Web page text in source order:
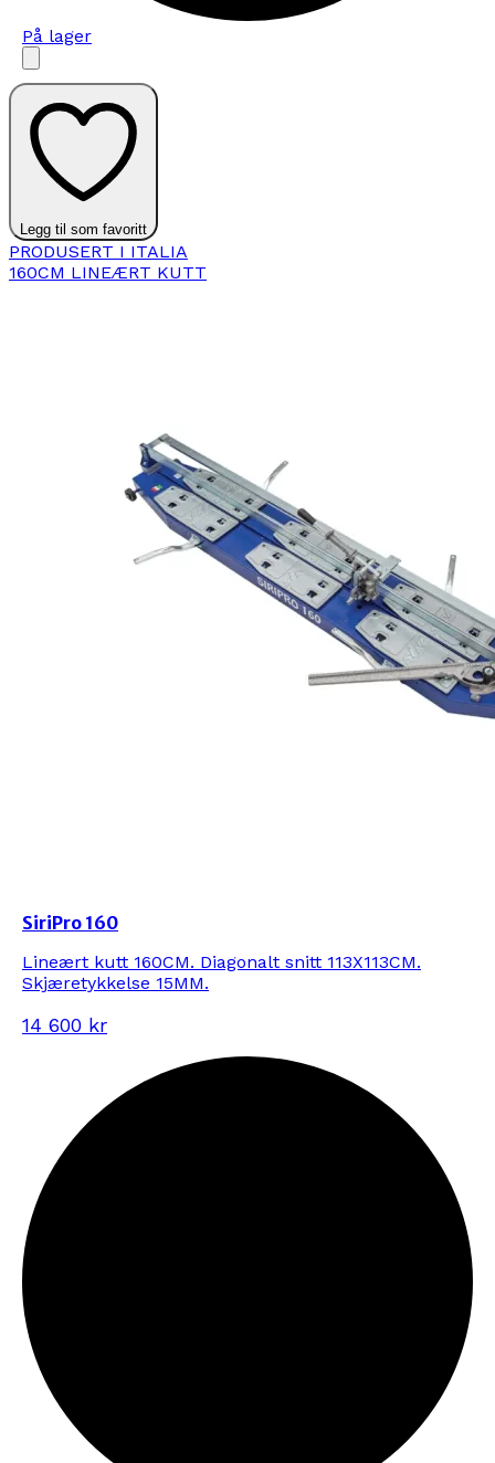
På lager
Legg til som favoritt
PRODUSERT I ITALIA
160CM LINEÆRT KUTT
SiriPro 160
Lineært kutt 160CM. Diagonalt snitt 113X113CM.
Skjæretykkelse 15MM.
14 600 kr